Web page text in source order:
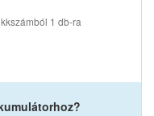
1 db-ra